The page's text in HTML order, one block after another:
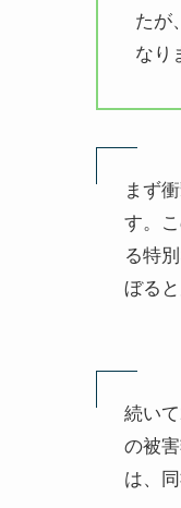
たが
なり
まず
す。
る特
ぼる
続い
の被
は、